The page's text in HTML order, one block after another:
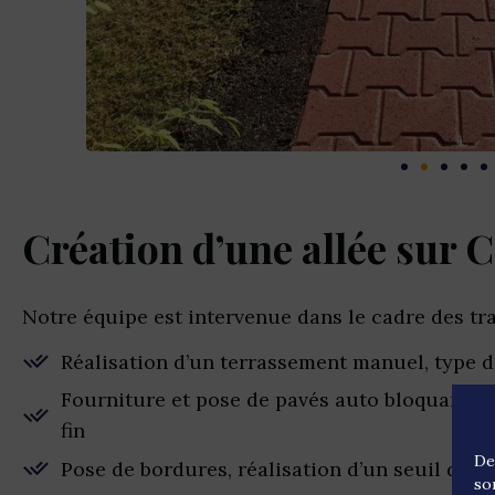
Création d’une allée sur
Notre équipe est intervenue dans le cadre des
Réalisation d’un terrassement manuel, type
Fourniture et pose de pavés auto bloquant
fin
Pose de bordures, réalisation d’un seuil